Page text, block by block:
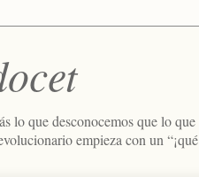
lo que desconocemos que lo
empieza con un